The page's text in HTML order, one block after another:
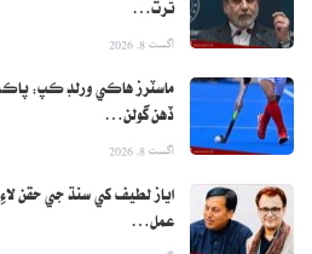
ترت…
اگست 8, 2026
ماسٽرز هاڪي ورلڊ ڪپ:
ڏهن گولن…
اگست 8, 2026
اياز لطيف کي سنڌ جي حقن لاءِ
عمل…
اگست 8, 2026